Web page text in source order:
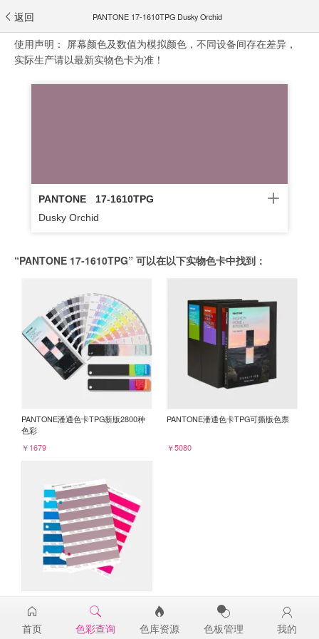
返回 PANTONE 17-1610TPG Dusky Orchid
使用声明： 屏幕颜色及数值为模拟颜色，不同设备间存在差异，
实际生产请以最新实物色卡为准！
PANTONE
17-1610TPG
Dusky Orchid
“PANTONE 17-1610TPG” 可以在以下实物色卡中找到：
PANTONE潘通色卡TPG新版2800种
色彩
￥1679
PANTONE潘通色卡TPG可撕版色票
￥5080
17-1610TPG
￥98
首页 色彩查询 色库资源 色板管理 我的